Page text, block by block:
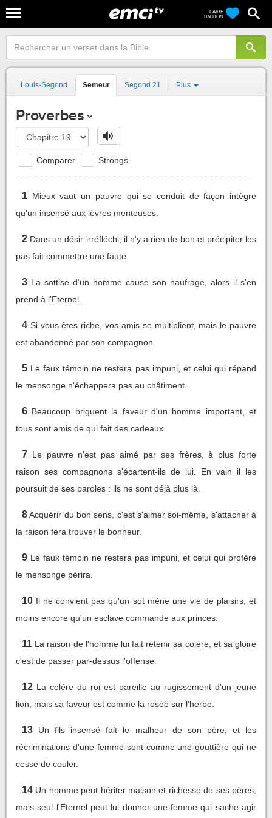
FAIRE
UN DON
Louis-Segond Semeur Segond 21 Plus
Proverbes
Comparer Strongs
1 Mieux vaut un pauvre qui se conduit de façon intègre
qu'un insensé aux lèvres menteuses.
2 Dans un désir irréfléchi, il n'y a rien de bon et précipiter les
pas fait commettre une faute.
3 La sottise d'un homme cause son naufrage, alors il s'en
prend à l'Eternel.
4 Si vous êtes riche, vos amis se multiplient, mais le pauvre
est abandonné par son compagnon.
5 Le faux témoin ne restera pas impuni, et celui qui répand
le mensonge n'échappera pas au châtiment.
6 Beaucoup briguent la faveur d'un homme important, et
tous sont amis de qui fait des cadeaux.
7 Le pauvre n'est pas aimé par ses frères, à plus forte
raison ses compagnons s'écartent-ils de lui. En vain il les
poursuit de ses paroles : ils ne sont déjà plus là.
8 Acquérir du bon sens, c'est s'aimer soi-même, s'attacher à
la raison fera trouver le bonheur.
9 Le faux témoin ne restera pas impuni, et celui qui profère
le mensonge périra.
10 Il ne convient pas qu'un sot mène une vie de plaisirs, et
moins encore qu'un esclave commande aux princes.
11 La raison de l'homme lui fait retenir sa colère, et sa gloire
c'est de passer par-dessus l'offense.
12 La colère du roi est pareille au rugissement d'un jeune
lion, mais sa faveur est comme la rosée sur l'herbe.
13
Un fils insensé fait le malheur de son père, et les
récriminations d'une femme sont comme une gouttière qui ne
cesse de couler.
14 Un homme peut hériter maison et richesse de ses pères,
mais seul l'Eternel peut lui donner une femme qui sache agir